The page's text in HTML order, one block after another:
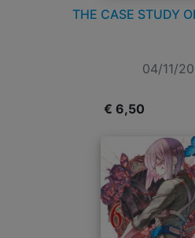
THE CASE STUDY
04/11/
€ 6,50